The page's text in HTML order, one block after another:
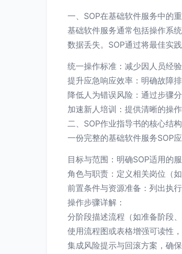
一、SOP在基础软件服务中的
基础软件服务通常包括操作系
数据丢失。SOP通过将最佳实
统一操作标准：减少因人员经
提升应急响应效率：明确故障
降低人为错误风险：通过步骤
加速新人培训：提供清晰的操
二、SOP作业指导书的核心结构
一份完整的基础软件服务SOP
目标与范围：明确SOP适用的
角色与职责：定义相关岗位（
前置条件与资源准备：列出执
操作步骤详解：
分阶段描述流程（如准备阶段
使用流程图或表格增强可读性
集成风险提示与回滚方案，确保